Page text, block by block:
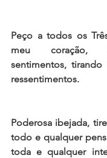
Peço a todos os
meu coração,
sentimentos,
ressentimentos.
Poderosa ibejada,
todo e qualquer
toda e qualquer